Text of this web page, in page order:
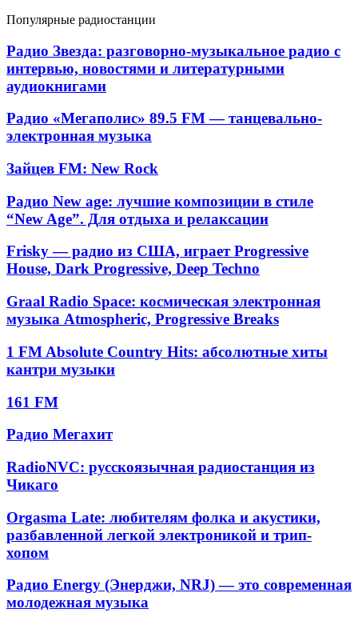
Популярные радиостанции
Радио
Звезда:
разговорно-
музыкальное
с
интервью,
и
литературными
Радио Звезда: разговорно-музыкальное радио с
интервью, новостями и литературными
аудиокнигами
Радио
«Мегаполис»
89.5
—
электронная
музыка
Радио «Мегаполис» 89.5 FM — танцевально-
электронная музыка
Зайцев
New
Rock
Зайцев FM: New Rock
Радио
New
age:
лучшие
композиции
в
“New
Age”.
Для
и
релаксации
Радио New age: лучшие композиции в стиле
“New Age”. Для отдыха и релаксации
Frisky
—
радио
США,
играет
House,
Progressive,
Techno
Frisky — радио из США, играет Progressive
House, Dark Progressive, Deep Techno
Graal
Space:
электронная
музыка
Progressive
Graal Radio Space: космическая электронная
музыка Atmospheric, Progressive Breaks
1
Absolute
Hits:
хиты
музыки
1 FM Absolute Country Hits: абсолютные хиты
кантри музыки
161
161 FM
Радио
Мегахит
Радио Мегахит
RadioNVC:
русскоязычная
радиостанция
Чикаго
RadioNVC: русскоязычная радиостанция из
Чикаго
Orgasma
Late:
любителям
фолка
акустики,
разбавленной
Orgasma Late: любителям фолка и акустики,
разбавленной легкой электроникой и трип-
хопом
Радио
Energy
(Энерджи,
Радио Energy (Энерджи, NRJ) — это современная
молодежная музыка